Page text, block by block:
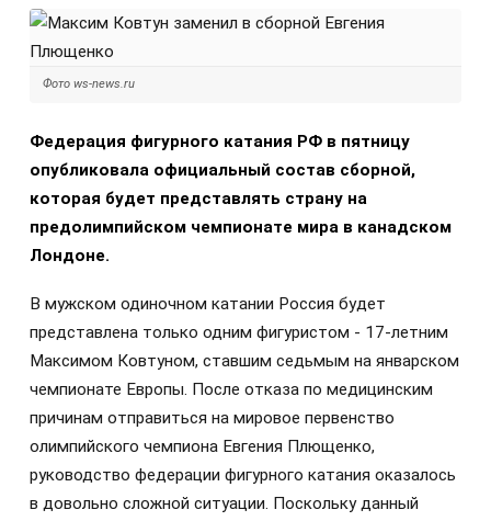
Фото ws-news.ru
Федерация фигурного катания РФ в пятницу
опубликовала официальный состав сборной,
которая будет представлять страну на
предолимпийском чемпионате мира в канадском
Лондоне.
В мужском одиночном катании Россия будет
представлена только одним фигуристом - 17-летним
Максимом Ковтуном, ставшим седьмым на январском
чемпионате Европы. После отказа по медицинским
причинам отправиться на мировое первенство
олимпийского чемпиона Евгения Плющенко,
руководство федерации фигурного катания оказалось
в довольно сложной ситуации. Поскольку данный